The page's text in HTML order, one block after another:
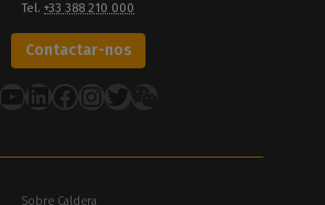
Tel. +33 388 210 000
Contactar-nos
YouTube
LinkedIn
Facebook
Instagram
Twitter
Sobre Caldera